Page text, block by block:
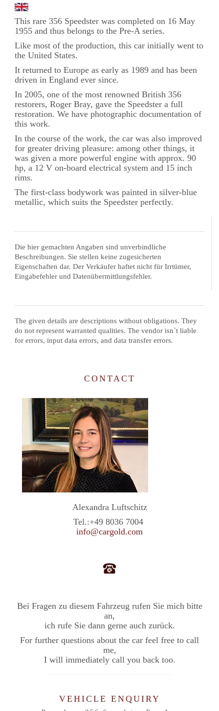
This rare 356 Speedster was completed on 16 May
1955 and thus belongs to the Pre-A series.
Like most of the production, this car initially went to
the United States.
It returned to Europe as early as 1989 and has been
driven in England ever since.
In 2005, one of the most renowned British 356
restorers, Roger Bray, gave the Speedster a full
restoration. We have photographic documentation of
this work.
In the course of the work, the car was also improved
for greater driving pleasure: among other things, it
was given a more powerful engine with approx. 90
hp, a 12 V on-board electrical system and 15 inch
rims.
The first-class bodywork was painted in silver-blue
metallic, which suits the Speedster perfectly.
Die hier gemachten Angaben sind unverbindliche
Beschreibungen. Sie stellen keine zugesicherten
Eigenschaften dar. Der Verkäufer haftet nicht für Irrtümer,
Eingabefehler und Datenübermittlungsfehler.
The given details are descriptions without obligations. They
do not represent warranted qualities. The vendor isn`t liable
for errors, input data errors, and data transfer errors.
CONTACT
Alexandra Luftschitz
Tel.:+49 8036 7004
info@cargold.com
Bei Fragen zu diesem Fahrzeug rufen Sie mich bitte
an,
ich rufe Sie dann gerne auch zurück.
For further questions about the car feel free to call
me,
I will immediately call you back too.
VEHICLE ENQUIRY